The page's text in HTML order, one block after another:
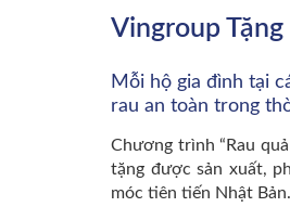
Vingroup
Mỗi hộ gia đình tại
rau an toàn trong
Chương trình “Rau
tặng được sản xuất,
móc tiên tiến Nhật